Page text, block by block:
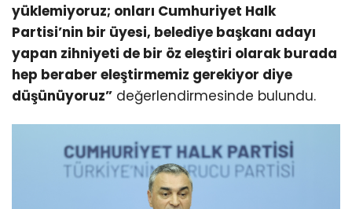
yüklemiyoruz; onları Cumhuriyet Halk
Partisi’nin bir üyesi, belediye başkanı adayı
yapan zihniyeti de bir öz eleştiri olarak burada
hep beraber eleştirmemiz gerekiyor diye
düşünüyoruz” değerlendirmesinde bulundu.